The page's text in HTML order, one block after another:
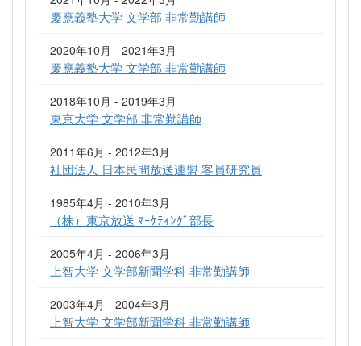
慶應義塾大学 文学部 非常勤講師
2020年10月 - 2021年3月
慶應義塾大学 文学部 非常勤講師
2018年10月 - 2019年3月
東京大学 文学部 非常勤講師
2011年6月 - 2012年3月
社団法人 日本民間放送連盟 客員研究員
1985年4月 - 2010年3月
（株）東京放送 ﾏｰｹﾃｨﾝｸﾞ部長
2005年4月 - 2006年3月
上智大学 文学部新聞学科 非常勤講師
2003年4月 - 2004年3月
上智大学 文学部新聞学科 非常勤講師